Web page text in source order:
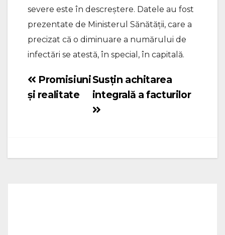
severe este în descreștere. Datele au fost
prezentate de Ministerul Sănătății, care a
precizat că o diminuare a numărului de
infectări se atestă, în special, în capitală.
Navigare
în
Susțin achitarea
integrală a facturilor
Promisiuni
și realitate